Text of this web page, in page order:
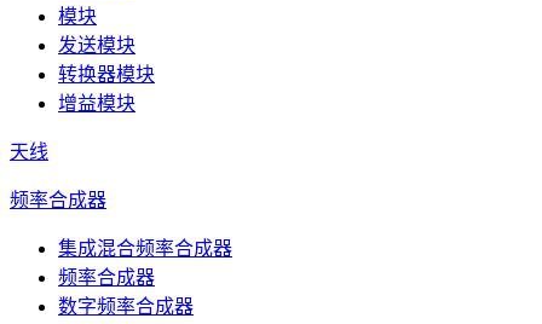
模块
发送模块
转换器模块
增益模块
天线
频率合成器
集成混合频率合成器
频率合成器
数字频率合成器